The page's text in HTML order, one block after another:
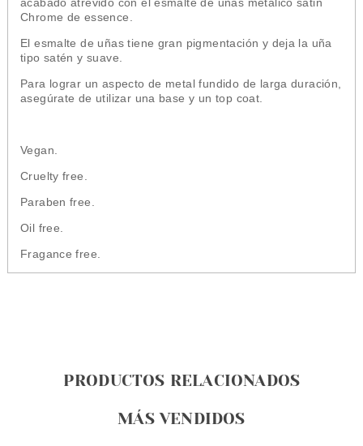
Chrome de essence.
El esmalte de uñas tiene gran pigmentación y deja la uña
tipo satén y suave.
Para lograr un aspecto de metal fundido de larga duración,
asegúrate de utilizar una base y un top coat.
Vegan.
Cruelty free.
Paraben free.
Oil free.
Fragance free.
PRODUCTOS RELACIONADOS
MÁS VENDIDOS